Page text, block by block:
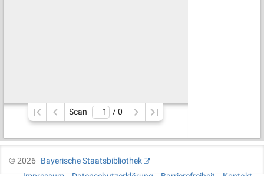
Scan / 0
©2026
Bayerische Staatsbibliothek